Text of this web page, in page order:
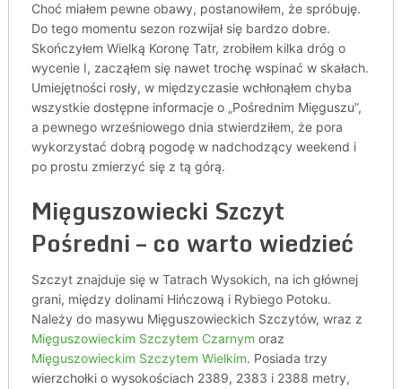
Choć miałem pewne obawy, postanowiłem, że spróbuję.
Do tego momentu sezon rozwijał się bardzo dobre.
Skończyłem Wielką Koronę Tatr, zrobiłem kilka dróg o
wycenie I, zacząłem się nawet trochę wspinać w skałach.
Umiejętności rosły, w międzyczasie wchłonąłem chyba
wszystkie dostępne informacje o „Pośrednim Mięguszu”,
a pewnego wrześniowego dnia stwierdziłem, że pora
wykorzystać dobrą pogodę w nadchodzący weekend i
po prostu zmierzyć się z tą górą.
Mięguszowiecki Szczyt
Pośredni – co warto wiedzieć
Szczyt znajduje się w Tatrach Wysokich, na ich głównej
grani, między dolinami Hińczową i Rybiego Potoku.
Należy do masywu Mięguszowieckich Szczytów, wraz z
Mięguszowieckim Szczytem Czarnym oraz
Mięguszowieckim Szczytem Wielkim. Posiada trzy
wierzchołki o wysokościach 2389, 2383 i 2388 metry,